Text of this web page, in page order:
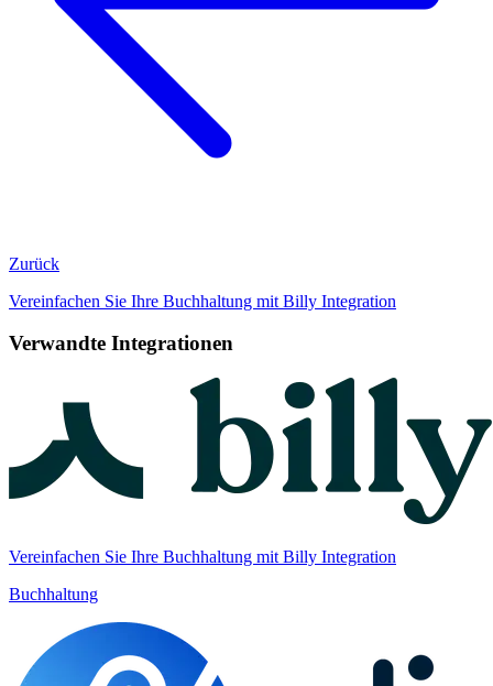
Zurück
Vereinfachen Sie Ihre Buchhaltung mit Billy Integration
Verwandte Integrationen
Vereinfachen Sie Ihre Buchhaltung mit Billy Integration
Buchhaltung